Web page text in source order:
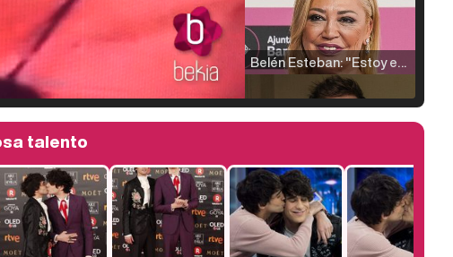
Belén Esteban: "Estoy emocionada, muy contenta y muy feliz por llegar a RTVE"
Manu Baqueiro: "Tuve como referente a Bruce Willis en 'Luz de Luna' para mi trabajo en la serie 'Perdiendo el juicio'"
talento